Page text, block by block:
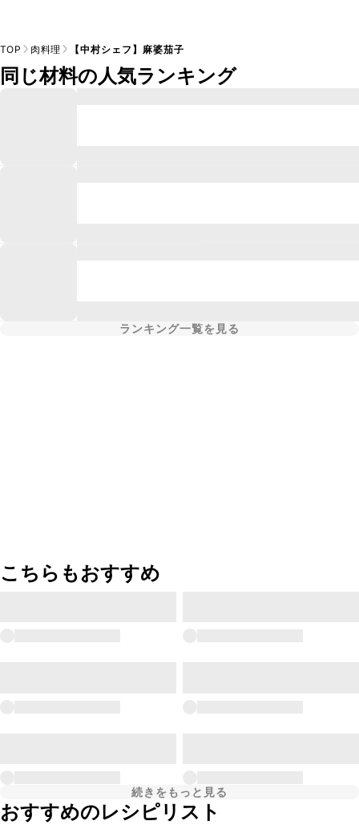
TOP 肉料理 【中村シェフ】麻婆茄子
同じ材料の人気ランキング
ランキング一覧を見る
こちらもおすすめ
続きをもっと見る
おすすめのレシピリスト